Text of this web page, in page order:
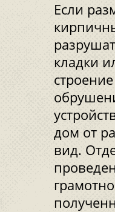
Если
кладки
дом от
вид.